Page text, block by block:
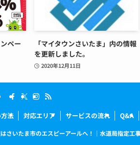
ペー
「マイタウンさいたま」内の情報
を更新しました。
2020年12月11日
法 対応エリア サービスの流れ Q&A
さいたま市のエスピーアールへ！｜水道局指定工